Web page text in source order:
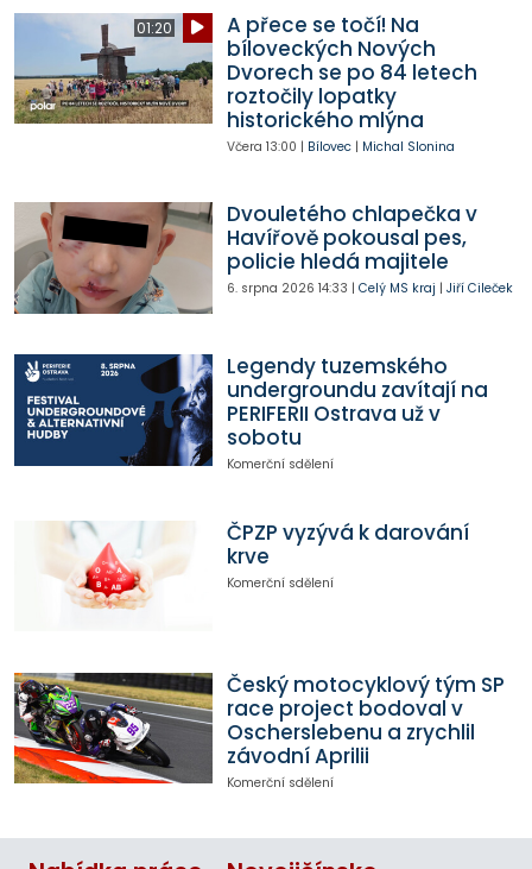
01:20
A přece se točí! Na
bíloveckých Nových
Dvorech se po 84 letech
roztočily lopatky
historického mlýna
Včera 13:00 | Bílovec| Michal Slonina
Dvouletého chlapečka v
Havířově pokousal pes,
policie hledá majitele
6. srpna 2026 14:33 | Celý MS kraj | Jiří Cileček
Legendy tuzemského
undergroundu zavítají na
PERIFERII Ostrava už v
sobotu
Komerční sdělení
ČPZP vyzývá k darování
krve
Komerční sdělení
Český motocyklový tým SP
race project bodoval v
Oscherslebenu a zrychlil
závodní Aprilii
Komerční sdělení